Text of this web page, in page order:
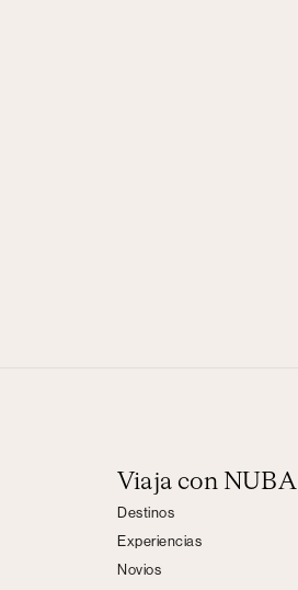
Viaja con NUBA
Destinos
Experiencias
Novios